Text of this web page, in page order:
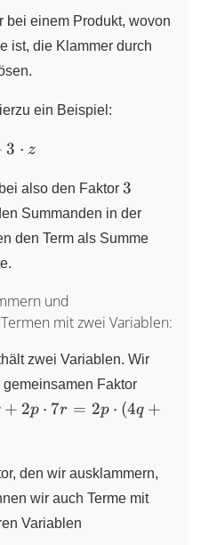
bei einem Produkt, wovon
ist, die Klammer durch
ein Beispiel:
3 ⋅ z
also den Faktor 3
3
Summanden in der
den Term als Summe
und
mit zwei Variablen:
zwei Variablen. Wir
Faktor
+ 2p ⋅ 7r = 2p ⋅ (4q +
den wir ausklammern,
wir auch Terme mit
Variablen